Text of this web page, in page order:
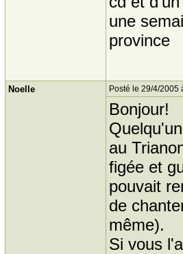
une
province
Noelle Posté le 29/4/2005
Bonjour!
au
figée et
pouvait
de
même).
Si vous